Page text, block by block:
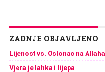
ZADNJE OBJAVLJENO
Lijenost vs. Oslonac na Allaha
Vjera je lahka i lijepa